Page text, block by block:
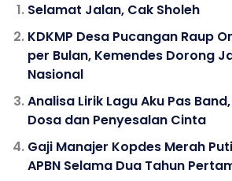
Selamat Jalan, Cak Sholeh
KDKMP Desa Pucangan Raup
per Bulan, Kemendes Dorong
Nasional
Analisa Lirik Lagu Aku Pas
Dosa dan Penyesalan Cinta
Gaji Manajer Kopdes Merah
APBN Selama Dua Tahun